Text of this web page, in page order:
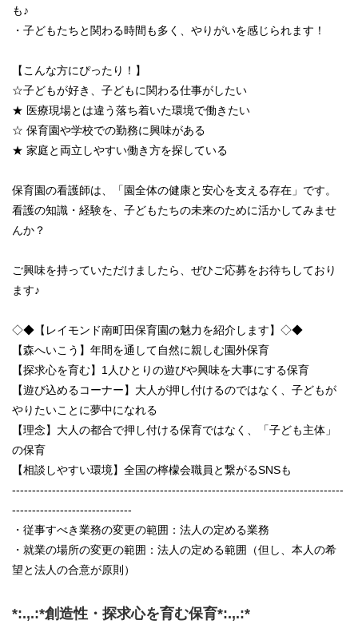
も♪
・子どもたちと関わる時間も多く、やりがいを感じられます！
【こんな方にぴったり！】
☆子どもが好き、子どもに関わる仕事がしたい
★ 医療現場とは違う落ち着いた環境で働きたい
☆ 保育園や学校での勤務に興味がある
★ 家庭と両立しやすい働き方を探している
保育園の看護師は、「園全体の健康と安心を支える存在」です。
看護の知識・経験を、子どもたちの未来のために活かしてみませ
んか？
ご興味を持っていただけましたら、ぜひご応募をお待ちしており
ます♪
◇◆【レイモンド南町田保育園の魅力を紹介します】◇◆
【森へいこう】年間を通して自然に親しむ園外保育
【探求心を育む】1人ひとりの遊びや興味を大事にする保育
【遊び込めるコーナー】大人が押し付けるのではなく、子どもが
やりたいことに夢中になれる
【理念】大人の都合で押し付ける保育ではなく、「子ども主体」
の保育
【相談しやすい環境】全国の檸檬会職員と繋がるSNSも
-----------------------------------------------------------------------------------
------------------------------
・従事すべき業務の変更の範囲：法人の定める業務
・就業の場所の変更の範囲：法人の定める範囲（但し、本人の希
望と法人の合意が原則）
*:.,.:*創造性・探求心を育む保育*:.,.:*